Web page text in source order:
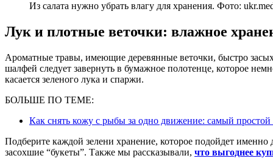
Из салата нужно убрать влагу для хранения. Фото:
Лук и плотные веточки: влажное
Ароматные травы, имеющие деревянные веточки, быстро
шалфей следует завернуть в бумажное полотенце, которое
касается зеленого лука и спаржи.
БОЛЬШЕ ПО ТЕМЕ:
Как снять кожу с рыбы за одно движение: самый
Подберите каждой зелени хранение, которое подойдет
засохшие “букеты”. Также мы рассказывали, что выгоднее